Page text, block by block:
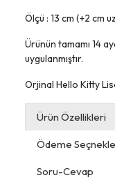
Ölçü : 13 cm (+2 cm
Ürünün tamamı 14
uygulanmıştır.
Orjinal Hello Kitty
Ürün Özellikleri
Ödeme
Soru-Cevap